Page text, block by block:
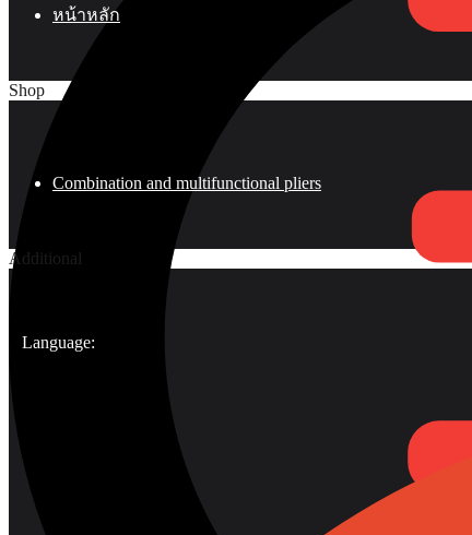
หน้าหลัก
Shop
Combination and multifunctional pliers
Additional
Language: